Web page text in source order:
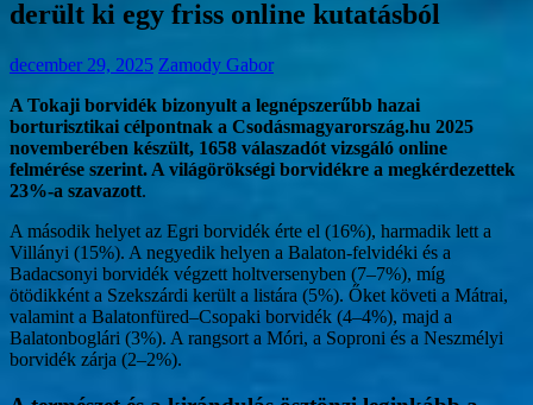
derült ki egy friss online kutatásból
december 29, 2025 Zamody Gabor
A Tokaji borvidék bizonyult a legnépszerűbb hazai
borturisztikai célpontnak a Csodásmagyarország.hu 2025
novemberében készült, 1658 válaszadót vizsgáló online
felmérése szerint. A világörökségi borvidékre a megkérdezettek
23%-a szavazott.
A második helyet az Egri borvidék érte el (16%), harmadik lett a
Villányi (15%). A negyedik helyen a Balaton-felvidéki és a
Badacsonyi borvidék végzett holtversenyben (7–7%), míg
ötödikként a Szekszárdi került a listára (5%). Őket követi a Mátrai,
valamint a Balatonfüred–Csopaki borvidék (4–4%), majd a
Balatonboglári (3%). A rangsort a Móri, a Soproni és a Neszmélyi
borvidék zárja (2–2%).